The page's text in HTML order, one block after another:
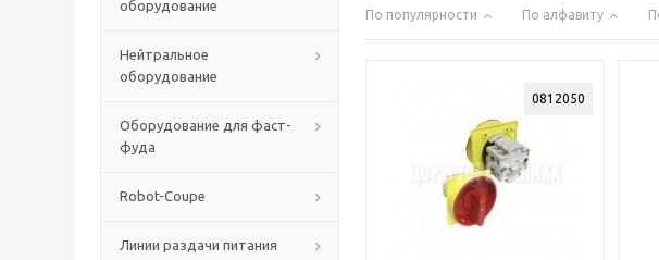
оборудование
Нейтральное
оборудование
Оборудование для фаст-
фуда
Robot-Coupe
Линии раздачи питания
По популярности По алфавиту
0812050